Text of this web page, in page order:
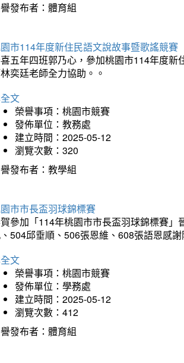
發布者：體育組
市114年度新住民語文說故事暨歌謠競賽
五年四班郭乃心，參加桃園市114年度
奕廷老師全力協助。。
文
榮譽事項：桃園市競賽
發佈單位：教務處
建立時間：2025-05-12
瀏覽次數：320
發布者：教學組
市市長盃羽球錦標賽
參加「114年桃園市市長盃羽球錦標賽
504邱垂順、506張恩維、608張語恩感
文
榮譽事項：桃園市競賽
發佈單位：學務處
建立時間：2025-05-12
瀏覽次數：412
發布者：體育組